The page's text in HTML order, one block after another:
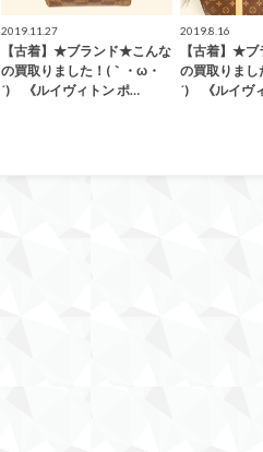
2019.11.27
【古着】★ブランド★こんな
の買取りました！(｀・ω・
´)ゞ《ルイヴィトン ポ…
2019.8.16
【古着】★
の買取りまし
´)ゞ《ルイヴ